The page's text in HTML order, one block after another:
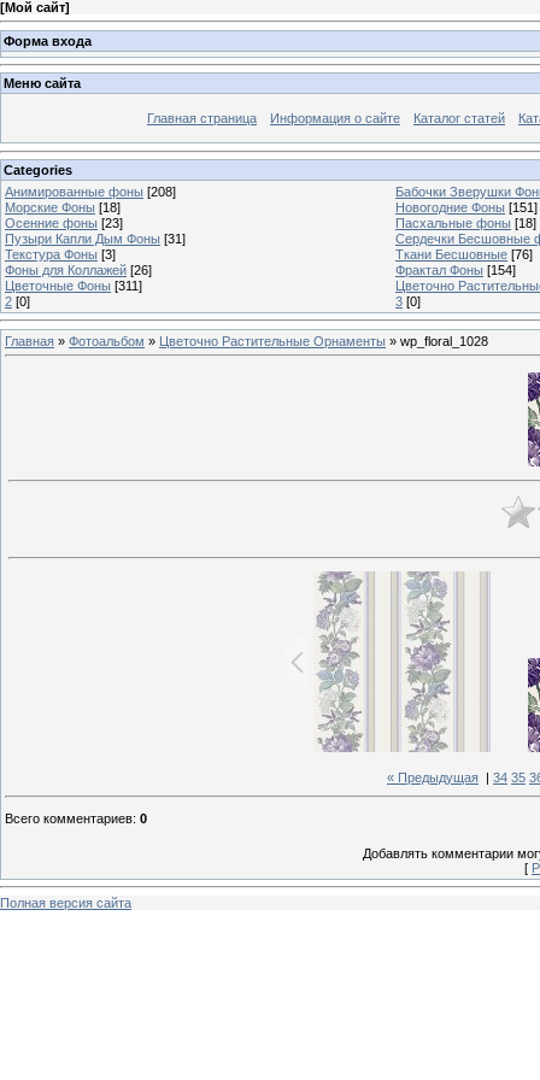
[Мой сайт]
Форма входа
Меню сайта
Главная страница Информация о сайте Каталог статей
Categories
Анимированные фоны [208]
Бабочки Зверушки
Морские Фоны [18] Новогодние Фоны [151]
Осенние фоны [23] Пасхальные фоны [18]
Пузыри Капли Дым Фоны [31]
Сердечки Бесшовные
Текстура Фоны [3] Ткани Бесшовные [76]
Фоны для Коллажей [26] Фрактал Фоны [154]
Цветочные Фоны [311]
Цветочно
2 [0] 3 [0]
Главная » Фотоальбом » Цветочно Растительные Орнаменты » wp_floral_1028
« Предыдущая 34 35
Всего комментариев: 0
Добавлять комментарии
[
Полная версия сайта